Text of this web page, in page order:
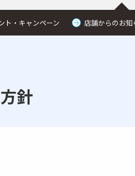
ト・キャンペーン 店舗からのお知
針